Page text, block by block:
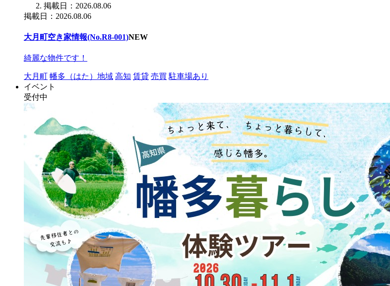
掲載日：2026.08.06
掲載日：2026.08.06
大月町空き家情報(No.R8-001)NEW
綺麗な物件です！
大月町 幡多（はた）地域 高知 賃貸 売買 駐車場あり
イベント
受付中